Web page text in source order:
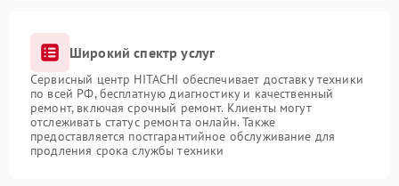
Широкий спектр услуг
Сервисный центр HITACHI обеспечивает доставку техники
по всей РФ, бесплатную диагностику и качественный
ремонт, включая срочный ремонт. Клиенты могут
отслеживать статус ремонта онлайн. Также
предоставляется постгарантийное обслуживание для
продления срока службы техники